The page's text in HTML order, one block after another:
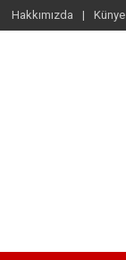
Hakkımızda Künye